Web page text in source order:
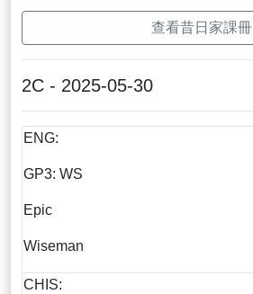
查看昔日家課冊
2C - 2025-05-30
ENG:
GP3: WS
Epic
Wiseman
CHIS: